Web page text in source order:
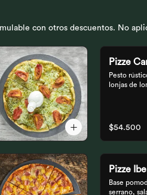
con otros descuentos. No
Pizze
Pesto
lonjas de
$54.500
Pizze
Base
serrano,